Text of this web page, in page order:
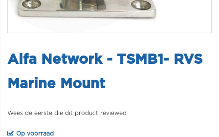
Alfa Network - TSMB1- RVS
Marine Mount
Wees de eerste die dit product reviewed
Op voorraad